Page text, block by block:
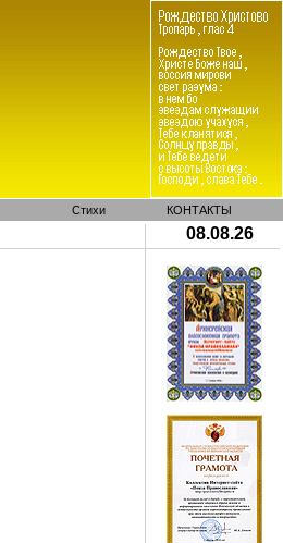
Стихи КОНТАКТЫ
08.08.26